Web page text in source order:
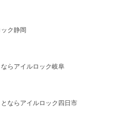
ク静岡
らアイルロック岐阜
ならアイルロック四日市